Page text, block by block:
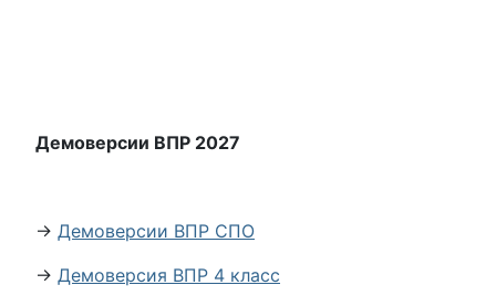
Демоверсии ВПР 2027
→ Демоверсии ВПР СПО
→ Демоверсия ВПР 4 класс